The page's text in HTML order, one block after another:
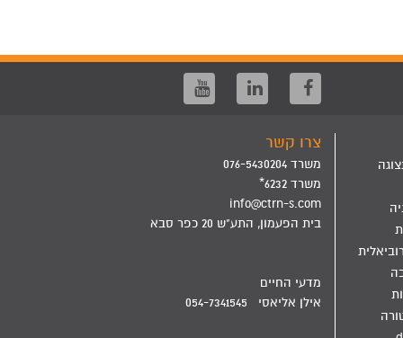
צרו קשר
משרד 076-5430204
משרד 6232*
info@ctrn-s.com
בית הפעמון, התע"ש 20 כפר סבא
מדעי החיים
אילן אליאסי 054-7341545